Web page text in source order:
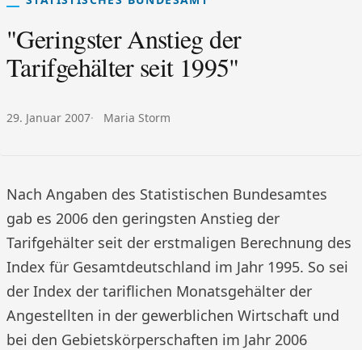
"Geringster Anstieg der
Tarifgehälter seit 1995"
Veröffentlicht am:
29. Januar 2007 Autor:
Maria Storm
Nach Angaben des Statistischen Bundesamtes
gab es 2006 den geringsten Anstieg der
Tarifgehälter seit der erstmaligen Berechnung des
Index für Gesamtdeutschland im Jahr 1995. So sei
der Index der tariflichen Monatsgehälter der
Angestellten in der gewerblichen Wirtschaft und
bei den Gebietskörperschaften im Jahr 2006